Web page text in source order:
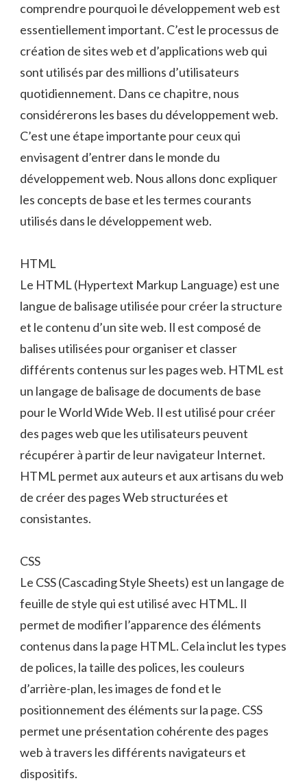
comprendre pourquoi le développement web est
essentiellement important. C’est le processus de
création de sites web et d’applications web qui
sont utilisés par des millions d’utilisateurs
quotidiennement. Dans ce chapitre, nous
considérerons les bases du développement web.
C’est une étape importante pour ceux qui
envisagent d’entrer dans le monde du
développement web. Nous allons donc expliquer
les concepts de base et les termes courants
utilisés dans le développement web.
HTML
Le HTML (Hypertext Markup Language) est une
langue de balisage utilisée pour créer la structure
et le contenu d’un site web. Il est composé de
balises utilisées pour organiser et classer
différents contenus sur les pages web. HTML est
un langage de balisage de documents de base
pour le World Wide Web. Il est utilisé pour créer
des pages web que les utilisateurs peuvent
récupérer à partir de leur navigateur Internet.
HTML permet aux auteurs et aux artisans du web
de créer des pages Web structurées et
consistantes.
CSS
Le CSS (Cascading Style Sheets) est un langage de
feuille de style qui est utilisé avec HTML. Il
permet de modifier l’apparence des éléments
contenus dans la page HTML. Cela inclut les types
de polices, la taille des polices, les couleurs
d’arrière-plan, les images de fond et le
positionnement des éléments sur la page. CSS
permet une présentation cohérente des pages
web à travers les différents navigateurs et
dispositifs.